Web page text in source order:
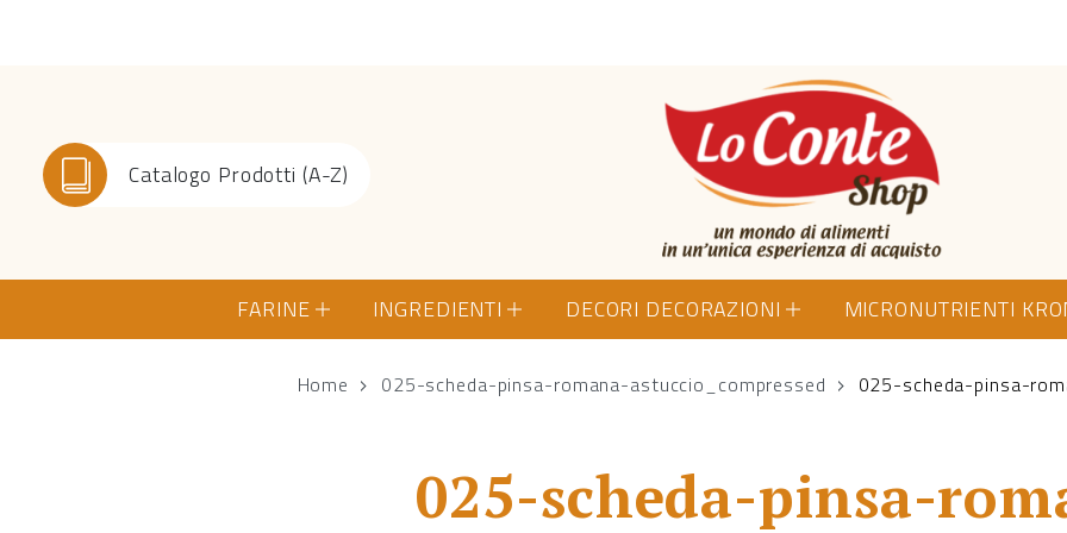
Catalogo Prodotti (A-Z)
Lo Conte Shop
FARINE INGREDIENTI DECORI DECORAZIONI MICRONUTRIENTI
Home 025-scheda-pinsa-romana-astuccio_compressed 025-scheda-pinsa-
025-scheda-pinsa-